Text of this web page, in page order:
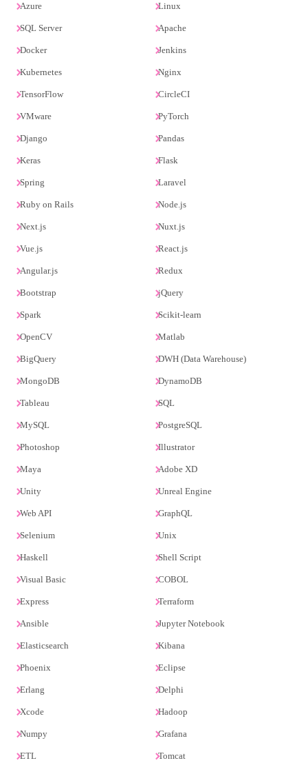
Azure Linux
SQL Server Apache
Docker Jenkins
Kubernetes Nginx
TensorFlow CircleCI
VMware PyTorch
Django Pandas
Keras Flask
Spring Laravel
Ruby on Rails Node.js
Next.js Nuxt.js
Vue.js React.js
Angular.js Redux
Bootstrap jQuery
Spark Scikit-learn
OpenCV Matlab
BigQuery DWH (Data Warehouse)
MongoDB DynamoDB
Tableau SQL
MySQL PostgreSQL
Photoshop Illustrator
Maya Adobe XD
Unity Unreal Engine
Web API GraphQL
Selenium Unix
Haskell Shell Script
Visual Basic COBOL
Express Terraform
Ansible Jupyter Notebook
Elasticsearch Kibana
Phoenix Eclipse
Erlang Delphi
Xcode Hadoop
Numpy Grafana
ETL Tomcat